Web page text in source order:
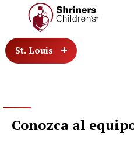
St. Louis
Conozca al